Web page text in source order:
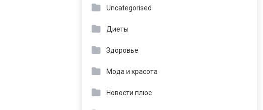
Uncategorised
Диеты
Здоровье
Мода и красота
Новости плюс